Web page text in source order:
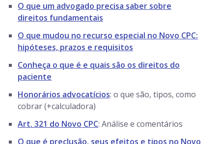
O que um advogado precisa saber sobre
direitos fundamentais
O que mudou no recurso especial no Novo CPC:
hipóteses, prazos e requisitos
Conheça o que é e quais são os direitos do
paciente
Honorários advocatícios: o que são, tipos, como
cobrar (+calculadora)
Art. 321 do Novo CPC: Análise e comentários
O que é preclusão, seus efeitos e tipos no Novo